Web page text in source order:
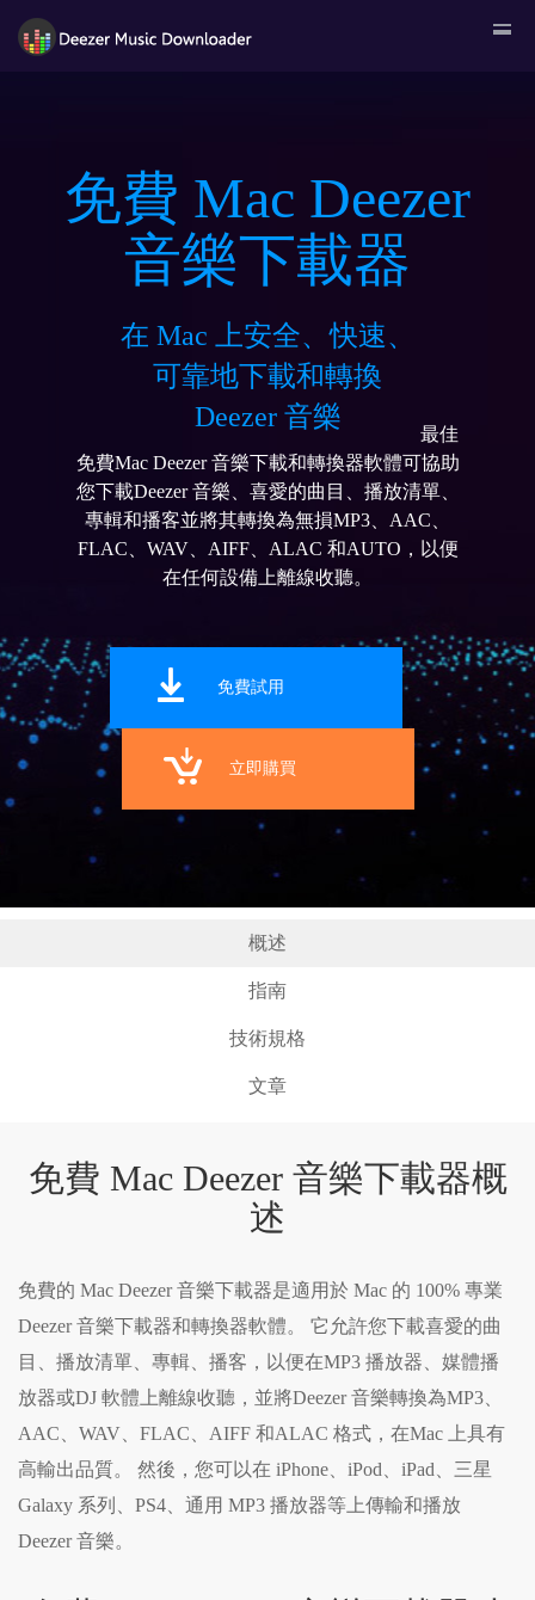
免費 Mac Deezer
音樂下載器
在 Mac 上安全、快速、
可靠地下載和轉換
Deezer 音樂
最佳
免費Mac Deezer 音樂下載和轉換器軟體可協助
您下載Deezer 音樂、喜愛的曲目、播放清單、
專輯和播客並將其轉換為無損MP3、AAC、
FLAC、WAV、AIFF、ALAC 和AUTO，以便
在任何設備上離線收聽。
免費試用
立即購買
概述
指南
技術規格
文章
免費 Mac Deezer 音樂下載器概
述
免費的 Mac Deezer 音樂下載器是適用於 Mac 的 100% 專業
Deezer 音樂下載器和轉換器軟體。 它允許您下載喜愛的曲
目、播放清單、專輯、播客，以便在MP3 播放器、媒體播
放器或DJ 軟體上離線收聽，並將Deezer 音樂轉換為MP3、
AAC、WAV、FLAC、AIFF 和ALAC 格式，在Mac 上具有
高輸出品質。 然後，您可以在 iPhone、iPod、iPad、三星
Galaxy 系列、PS4、通用 MP3 播放器等上傳輸和播放
Deezer 音樂。